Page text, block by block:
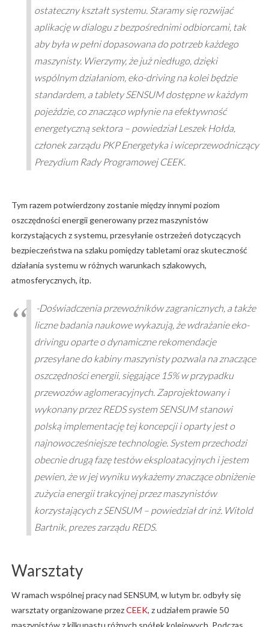
ostateczny kształt systemu. Staramy się rozwijać
aplikację w dialogu z bezpośrednimi odbiorcami, tak
aby była w pełni dopasowana do potrzeb każdego
maszynisty. Wierzymy, że już niedługo, dzięki
wspólnym działaniom, eko-driving na kolei będzie
standardem, a tablety SENSUM dostępne w każdym
pojeździe, co znacząco wpłynie na efektywność
energetyczną sektora – powiedział Leszek Hołda,
członek zarządu PKP Energetyka i wiceprzewodniczący
Prezydium Rady Programowej CEEK.
Tym razem potwierdzony zostanie między innymi poziom
oszczędności energii generowany przez maszynistów
korzystających z systemu, przesyłanie ostrzeżeń dotyczących
bezpieczeństwa na szlaku pomiędzy tabletami oraz skuteczność
działania systemu w różnych warunkach szlakowych,
atmosferycznych, itp.
-Doświadczenia przewoźników zagranicznych, a także
liczne badania naukowe wykazują, że wdrażanie eko-
drivingu oparte o dynamiczne rekomendacje
przesyłane do kabiny maszynisty pozwala na znaczące
oszczędności energii, sięgające 15% w przypadku
przewozów aglomeracyjnych. Zaprojektowany i
wykonany przez REDS system SENSUM stanowi
polską implementację tej koncepcji i oparty jest o
najnowocześniejsze technologie. System przechodzi
obecnie drugą fazę testów eksploatacyjnych i jestem
pewien, że w jej wyniku wykażemy znaczące obniżenie
zużycia energii trakcyjnej przez maszynistów
korzystających z SENSUM – powiedział dr inż. Witold
Bartnik, prezes zarządu REDS.
Warsztaty
W ramach wspólnej pracy nad SENSUM, w lutym br. odbyły się
warsztaty organizowane przezCEEK, z udziałem prawie 50